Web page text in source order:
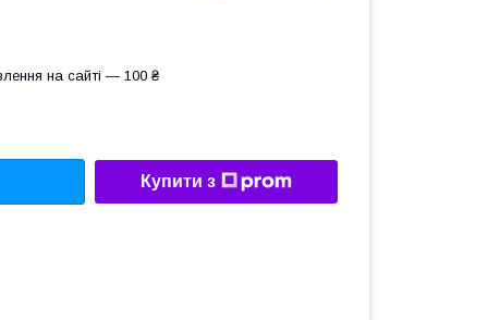
на сайті — 100 ₴
Купити з